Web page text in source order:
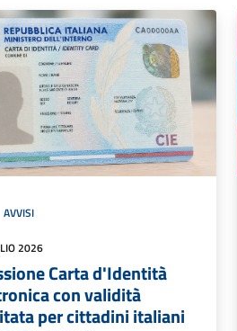
AVVISI
2026
Carta d'Identità
con validità
per cittadini italiani